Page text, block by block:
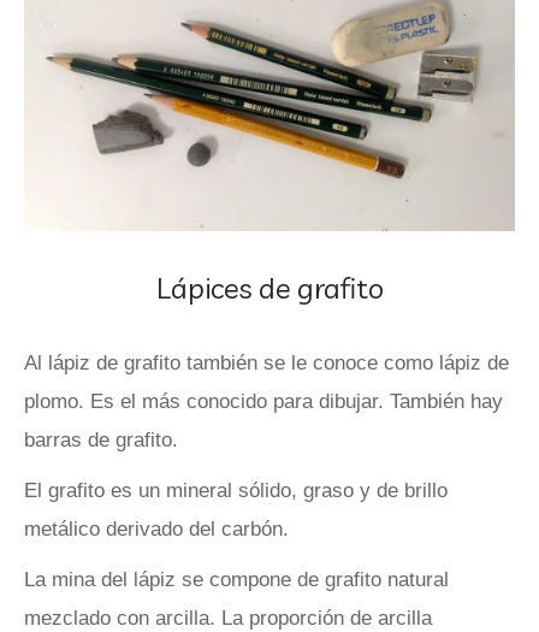
Lápices de grafito
Al lápiz de grafito también se le conoce como lápiz de
plomo. Es el más conocido para dibujar. También hay
barras de grafito.
El grafito es un mineral sólido, graso y de brillo
metálico derivado del carbón.
La mina del lápiz se compone de grafito natural
mezclado con arcilla. La proporción de arcilla